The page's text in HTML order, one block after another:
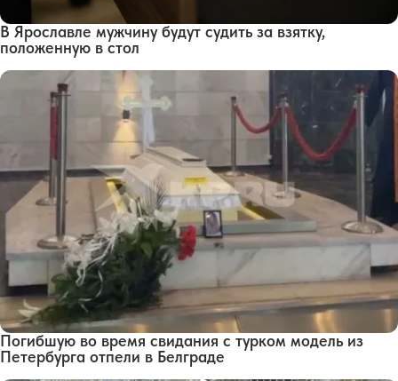
В Ярославле мужчину будут судить за взятку,
положенную в стол
Погибшую во время свидания с турком модель из
Петербурга отпели в Белграде